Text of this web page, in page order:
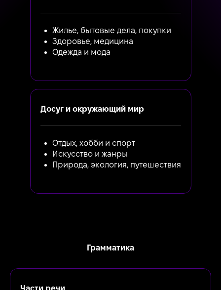
Жилье, бытовые дела, покупки
Здоровье, медицина
Одежда и мода
Досуг и окружающий мир
Отдых, хобби и спорт
Искусство и жанры
Природа, экология, путешествия
Грамматика
Части речи